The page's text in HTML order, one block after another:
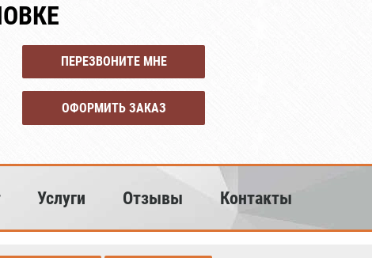
ПЕРЕЗВОНИТЕ МНЕ
ОФОРМИТЬ ЗАКАЗ
Услуги Отзывы Контакты